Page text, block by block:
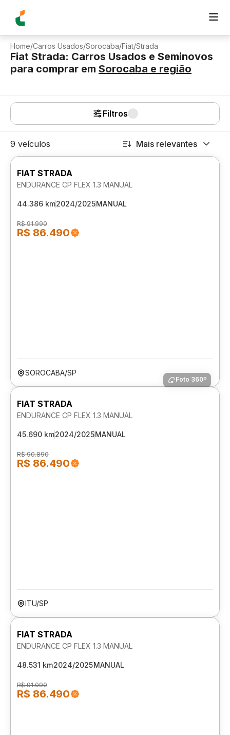
Home/Carros Usados/Sorocaba/Fiat/Strada
Fiat Strada: Carros Usados e Seminovos
para comprar em Sorocaba e região
Filtros
9 veículos Mais relevantes
FIAT STRADA
ENDURANCE CP FLEX 1.3 MANUAL
44.386 km2024/2025MANUAL
R$ 91.990
R$ 86.490
SOROCABA/SP
Foto 360º
FIAT STRADA
ENDURANCE CP FLEX 1.3 MANUAL
45.690 km2024/2025MANUAL
R$ 90.890
R$ 86.490
ITU/SP
FIAT STRADA
ENDURANCE CP FLEX 1.3 MANUAL
48.531 km2024/2025MANUAL
R$ 91.090
R$ 86.490